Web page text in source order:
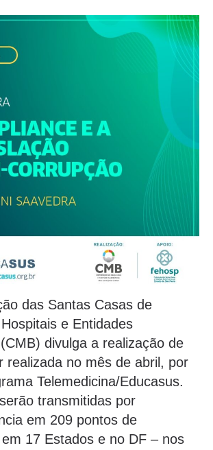
das Santas Casas de
e Entidades
divulga a realização de
realizada no mês de abril, por
Telemedicina/Educasus.
transmitidas por
em 209 pontos de
17 Estados e no DF – nos